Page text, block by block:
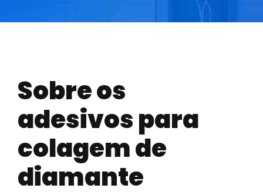
Sobre os
adesivos para
colagem de
diamante